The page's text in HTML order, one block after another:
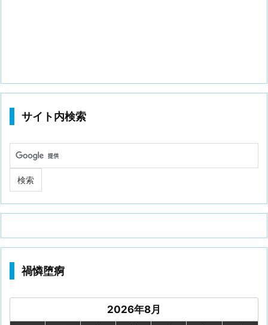
サイト内検索
禍憐堕痾
2026年8月